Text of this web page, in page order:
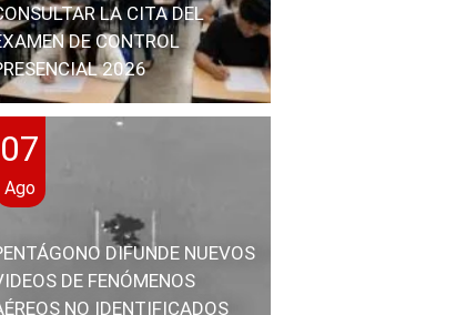
LA CITA DEL
DE CONTROL
2026
07
Ago
DIFUNDE NUEVOS
DE FENÓMENOS
NO IDENTIFICADOS